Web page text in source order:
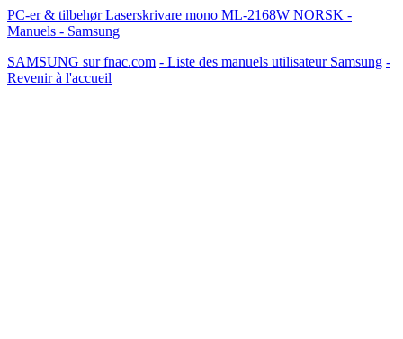
PC-er & tilbehør Laserskrivare mono ML-2168W NORSK -
Manuels - Samsung
SAMSUNG sur fnac.com - Liste des manuels utilisateur Samsung -
Revenir à l'accueil